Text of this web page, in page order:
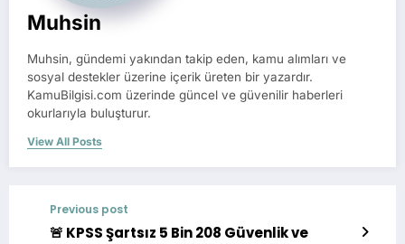
Muhsin
Muhsin, gündemi yakından takip eden, kamu alımları ve
sosyal destekler üzerine içerik üreten bir yazardır.
KamuBilgisi.com üzerinde güncel ve güvenilir haberleri
okurlarıyla buluşturur.
View All Posts
Previous post
🚨 KPSS Şartsız 5 Bin 208 Güvenlik ve